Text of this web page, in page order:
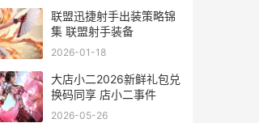
联盟迅捷射手出装策略锦
集 联盟射手装备
2026-01-18
大店小二2026新鲜礼包兑
换码同享 店小二事件
2026-05-26